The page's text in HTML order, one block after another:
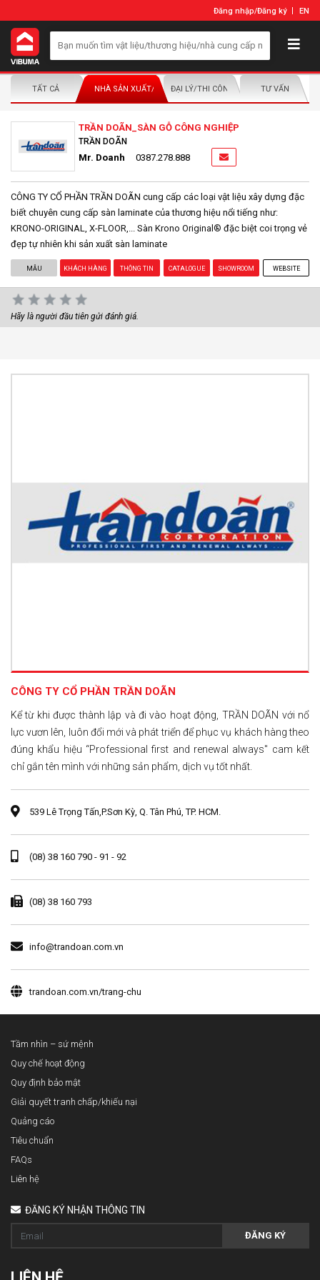
Đăng nhập/Đăng ký EN
TẤT CẢ NHÀ SẢN XUẤT/NHÀ PHÂN PHỐIĐẠI LÝ/THI CÔNG LẮP ĐẶTTƯ VẤN
TRẦN DOÃN_SÀN GỖ CÔNG NGHIỆP
TRẦN DOÃN
Mr. Doanh 0387.278.888
CÔNG TY CỔ PHẦN TRẦN DOÃN cung cấp các loại vật liệu xây dựng đặc
biết chuyên cung cấp sàn laminate của thương hiệu nổi tiếng như:
KRONO-ORIGINAL, X-FLOOR,... Sàn Krono Original® đặc biệt coi trọng vẻ
đẹp tự nhiên khi sản xuất sàn laminate
MẪU KHÁCH HÀNG THÔNG TIN CATALOGUE SHOWROOM WEBSITE
Hãy là người đầu tiên gửi đánh giá.
CÔNG TY CỔ PHẦN TRẦN DOÃN
Kể từ khi được thành lập và đi vào hoạt động, TRẦN DOÃN với nổ
lực vươn lên, luôn đổi mới và phát triển để phục vụ khách hàng theo
đúng khẩu hiệu “Professional first and renewal always" cam kết
chỉ gắn tên mình với những sản phẩm, dịch vụ tốt nhất.
539 Lê Trọng Tấn,P.Sơn Kỳ, Q. Tân Phú, TP. HCM.
(08) 38 160 790 - 91 - 92
(08) 38 160 793
info@trandoan.com.vn
trandoan.com.vn/trang-chu
Tầm nhìn – sứ mệnh
Quy chế hoạt động
Quy định bảo mật
Giải quyết tranh chấp/khiếu nại
Quảng cáo
Tiêu chuẩn
FAQs
Liên hệ
ĐĂNG KÝ NHẬN THÔNG TIN
ĐĂNG KÝ